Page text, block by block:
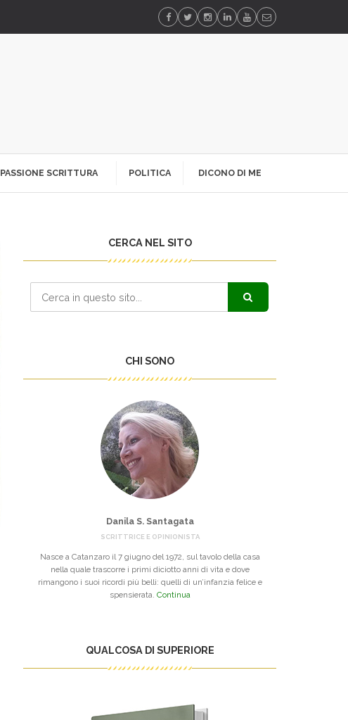
PASSIONE SCRITTURA POLITICA DICONO DI ME
CERCA NEL SITO
CHI SONO
Danila S. Santagata
SCRITTRICE E OPINIONISTA
Nasce a Catanzaro il 7 giugno del 1972, sul tavolo della casa
nella quale trascorre i primi diciotto anni di vita e dove
rimangono i suoi ricordi più belli: quelli di un’infanzia felice e
spensierata. Continua
QUALCOSA DI SUPERIORE